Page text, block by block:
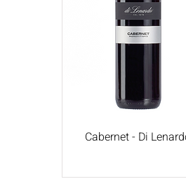
Cabernet - Di